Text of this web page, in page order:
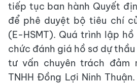
tiếp tục ban hành Quyết
để phê duyệt bộ tiêu chí
(E-HSMT). Quá trình lập
chức đánh giá hồ sơ dự
tư vấn chuyên trách đảm
TNHH Đồng Lợi Ninh